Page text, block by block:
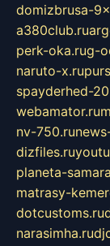
domizbrusa-
a380club.ru
perk-oka.rug-
naruto-x.ru
spayderhed-
webamator.ru
nv-750.ru
dizfiles.ru
planeta-
matrasy-
dotcustoms.ru
narasimha.ru